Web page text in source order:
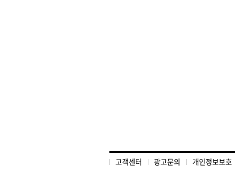
고객센터 광고문의 개인정보보호